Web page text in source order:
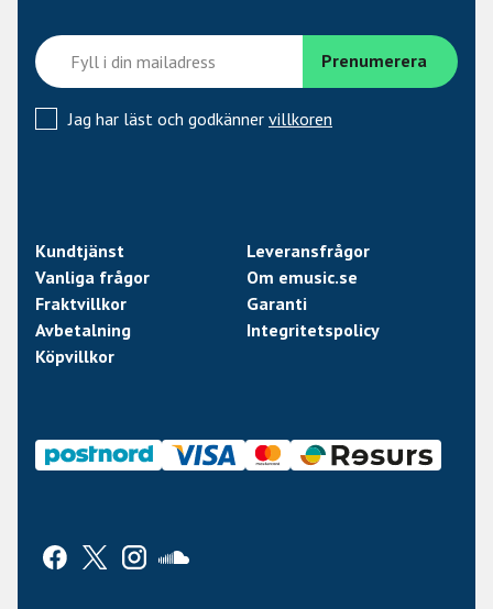
Jag har läst och godkänner villkoren
Kundtjänst
Leveransfrågor
Vanliga frågor
Om emusic.se
Fraktvillkor
Garanti
Avbetalning
Integritetspolicy
Köpvillkor